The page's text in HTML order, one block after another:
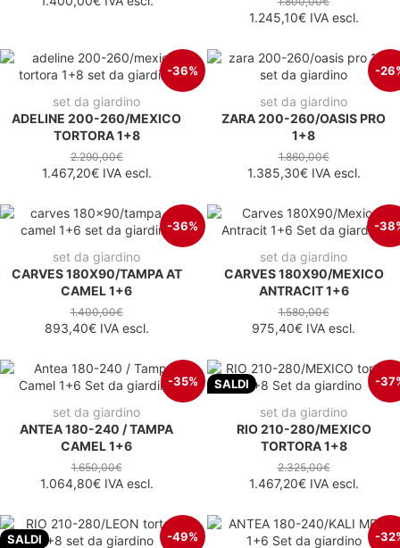
1.245,10€IVA escl.
-36%
set da giardino
ADELINE 200-260/MEXICO
TORTORA 1+8
2.290,00€
1.467,20€IVA escl.
-
set da giardino
ZARA 200-260/OASIS PRO
1+8
1.860,00€
1.385,30€IVA escl.
-36%
set da giardino
CARVES 180X90/TAMPA AT
CAMEL 1+6
1.400,00€
893,40€IVA escl.
-
set da giardino
CARVES 180X90/MEXICO
ANTRACIT 1+6
1.580,00€
975,40€ IVA escl.
-35%
set da giardino
ANTEA 180-240 / TAMPA
CAMEL 1+6
1.650,00€
1.064,80€IVA escl.
SALDI -
set da giardino
RIO 210-280/MEXICO
TORTORA 1+8
2.325,00€
1.467,20€IVA escl.
SALDI -49% -